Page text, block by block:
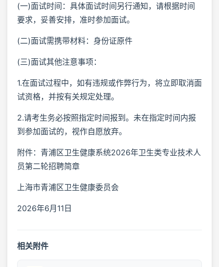
(一)面试时间：具体面试时间另行通知，请根据时间
要求，妥善安排，准时参加面试。
(二)面试需携带材料：身份证原件
(三)面试其他注意事项：
1.在面试过程中，如有违规或作弊行为，将立即取消面
试资格，并按有关规定处理。
2.请考生务必按照指定时间报到。未在指定时间内报
到参加面试的，视作自愿放弃。
附件：青浦区卫生健康系统2026年卫生类专业技术人
员第二轮招聘简章
上海市青浦区卫生健康委员会
2026年6月11日
相关附件